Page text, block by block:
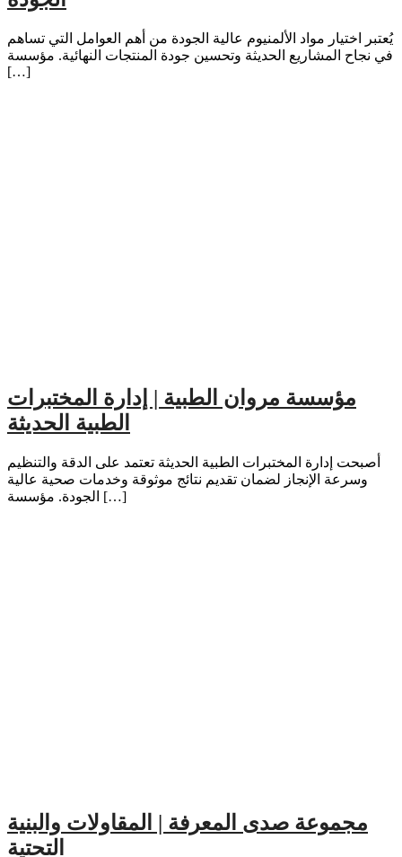
يُعتبر اختيار مواد الألمنيوم عالية الجودة من أهم العوامل التي تساهم
في نجاح المشاريع الحديثة وتحسين جودة المنتجات النهائية. مؤسسة
[…]
مؤسسة مروان الطبية | إدارة المختبرات
الطبية الحديثة
أصبحت إدارة المختبرات الطبية الحديثة تعتمد على الدقة والتنظيم
وسرعة الإنجاز لضمان تقديم نتائج موثوقة وخدمات صحية عالية
الجودة. مؤسسة […]
مجموعة صدى المعرفة | المقاولات والبنية
التحتية